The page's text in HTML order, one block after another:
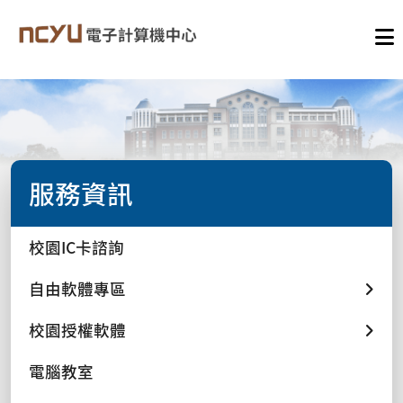
服務資訊
校園IC卡諮詢
自由軟體專區
校園授權軟體
電腦教室